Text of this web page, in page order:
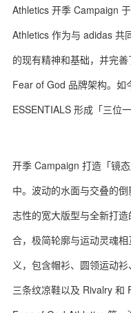
Athletics 开季 Campaign
Athletics 作为与 adidas 共
的现有精神和基础，并完
Fear of God 品牌架构。
ESSENTIALS 形成「三位
开季 Campaign 打造「镜
中。波动的水面与交叠的
志性的宽大版型与全新打
合，极简轮廓与运动灵魂
义，包含帽衫、圆领运动
三条纹凉鞋以及 Rivalry 和